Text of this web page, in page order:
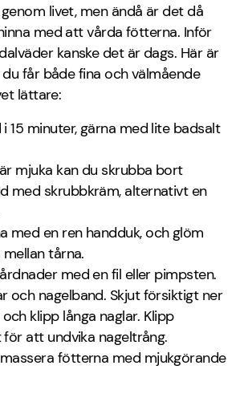
livet, men ändå är det då
med att vårda fötterna. Inför
kanske det är dags. Här är
får både fina och välmående
lättare:
15 minuter, gärna med lite badsalt
mjuka kan du skrubba bort
med skrubbkräm, alternativt en
med en ren handduk, och glöm
tårna.
med en fil eller pimpsten.
och nagelband. Skjut försiktigt ner
klipp långa naglar. Klipp
för att undvika nageltrång.
fötterna med mjukgörande